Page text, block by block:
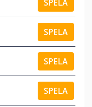
SPELA
SPELA
SPELA
SPELA